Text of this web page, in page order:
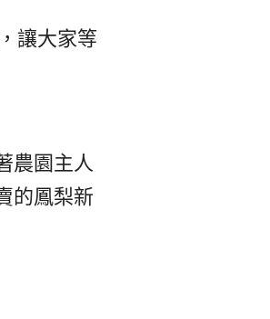
讓大家等
農園主人
的鳳梨新